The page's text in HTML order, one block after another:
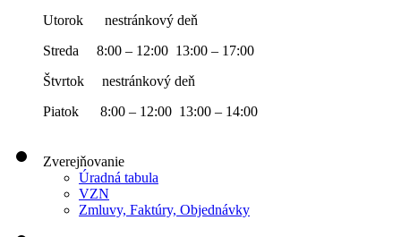
Utorok nestránkový deň
Streda 8:00 – 12:00 13:00 – 17:00
Štvrtok nestránkový deň
Piatok 8:00 – 12:00 13:00 – 14:00
Zverejňovanie
Úradná tabula
VZN
Zmluvy, Faktúry, Objednávky